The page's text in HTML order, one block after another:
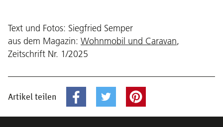
Text und Fotos: Siegfried Semper
aus dem Magazin: Wohnmobil und Caravan,
Zeitschrift Nr. 1/2025
Artikel teilen